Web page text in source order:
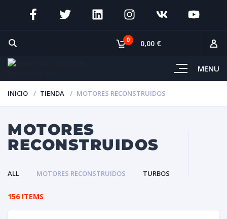
MENU
0 0,00 €
INICIO TIENDA MOTORES RECONSTRUIDOS
MOTORES
RECONSTRUIDOS
ALL MOTORES RECONSTRUIDOS TURBOS
156 ITEMS